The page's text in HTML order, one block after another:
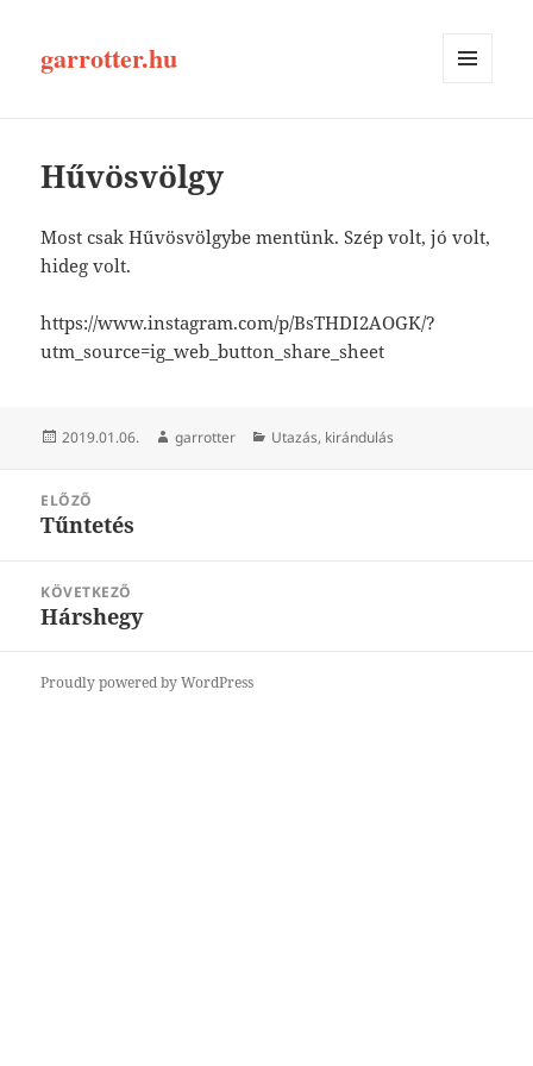
garrotter.hu
Hűvösvölgy
Most csak Hűvösvölgybe mentünk. Szép volt, jó volt,
hideg volt.
https://www.instagram.com/p/BsTHDI2AOGK/?
utm_source=ig_web_button_share_sheet
Közzétéve
2019.01.06. Szerző
garrotter Kategória
Utazás, kirándulás
navigáció
ELŐZŐ
Korábbi
Tűntetés
KÖVETKEZŐ
Következő
Hárshegy
Proudly powered by WordPress